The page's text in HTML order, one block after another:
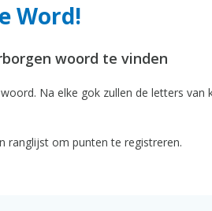
Word!
woord te vinden
Na elke gok zullen de letters
ranglijst om punten te registreren.